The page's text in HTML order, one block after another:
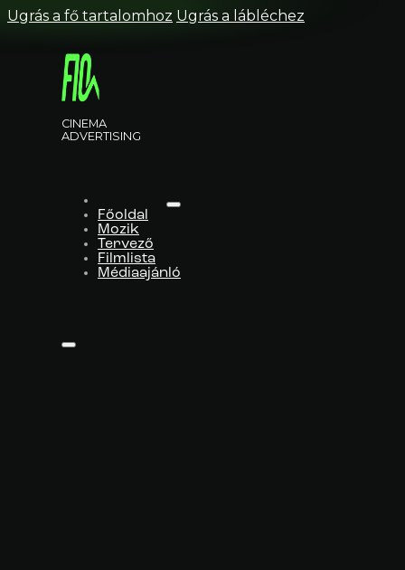
Ugrás a fő tartalomhoz Ugrás a lábléchez
CINEMA
ADVERTISING
Főoldal
Mozik
Tervező
Filmlista
Médiaajánló